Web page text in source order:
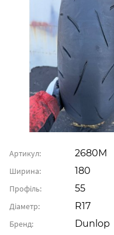
Артикул: 2680М
Ширина: 180
Профіль: 55
Діаметр: R17
Бренд: Dunlop